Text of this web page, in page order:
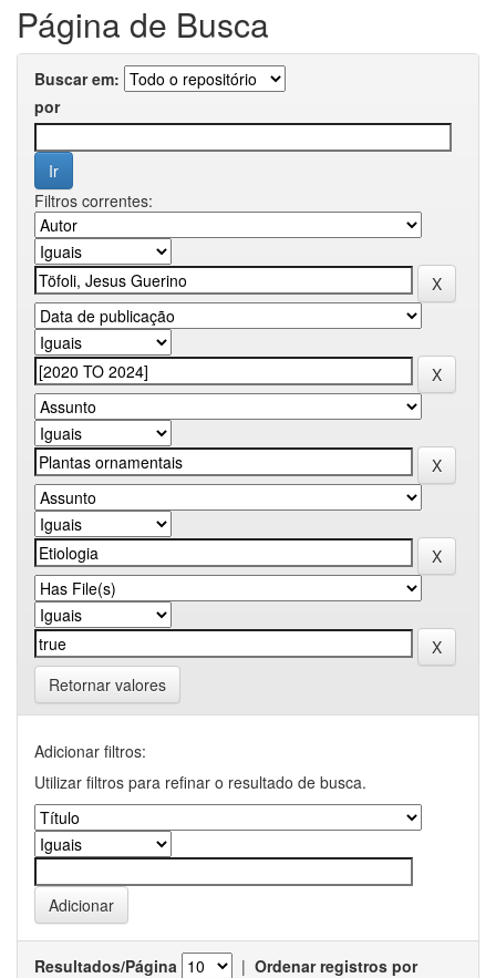
Página de Busca
Buscar em:
por
Filtros correntes:
Retornar valores
Adicionar filtros:
Utilizar filtros para refinar o resultado de busca.
Resultados/Página | Ordenar registros por